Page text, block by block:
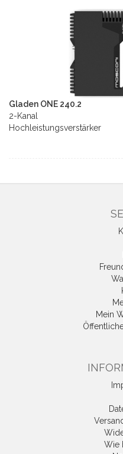
Gladen ONE 240.2
2-Kanal
Hochleistungsverstärker
Mein
Wie